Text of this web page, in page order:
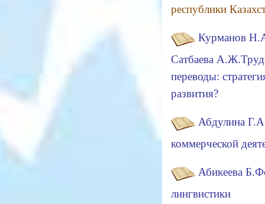
республики
Курманов
Сатбаева
переводы:
развития?
Абдулина
коммерческой
Абикеева
лингвистики